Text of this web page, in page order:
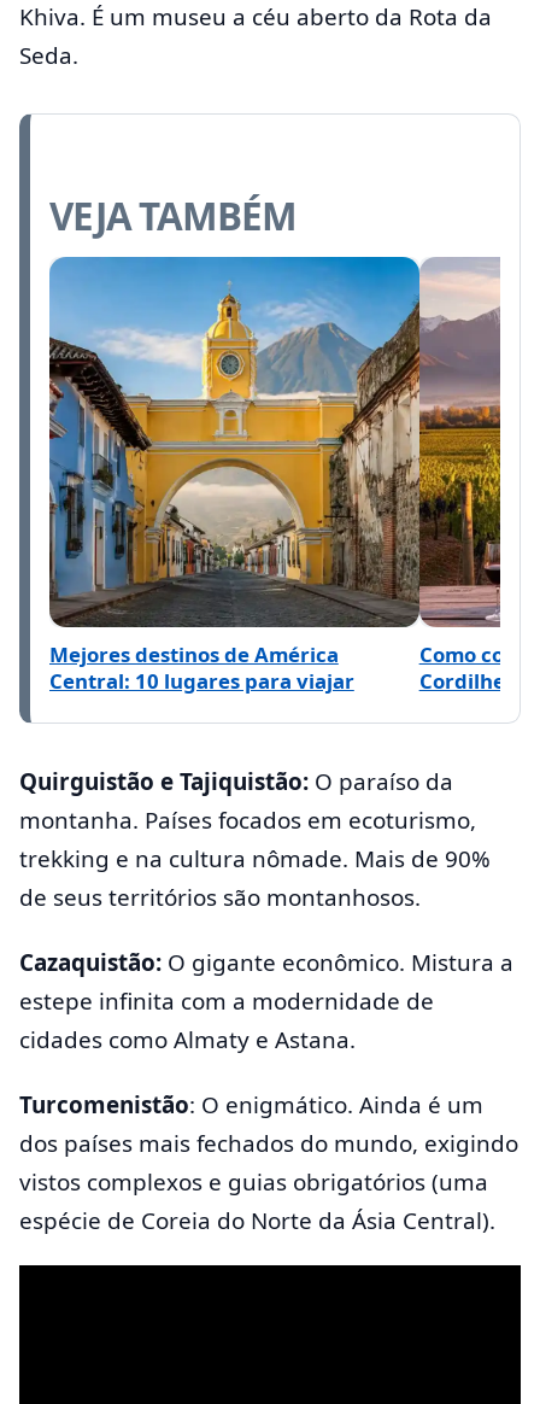
Khiva. É um museu a céu aberto da Rota da
Seda.
VEJA TAMBÉM
Mejores destinos de América
Central: 10 lugares para viajar
Como
Cordilheira
Quirguistão e Tajiquistão: O paraíso da
montanha. Países focados em ecoturismo,
trekking e na cultura nômade. Mais de 90%
de seus territórios são montanhosos.
Cazaquistão: O gigante econômico. Mistura a
estepe infinita com a modernidade de
cidades como Almaty e Astana.
Turcomenistão: O enigmático. Ainda é um
dos países mais fechados do mundo, exigindo
vistos complexos e guias obrigatórios (uma
espécie de Coreia do Norte da Ásia Central).